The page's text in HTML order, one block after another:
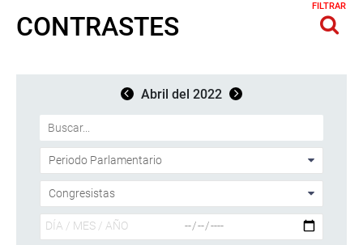
CONTRASTES
FILTRAR
Abril del 2022